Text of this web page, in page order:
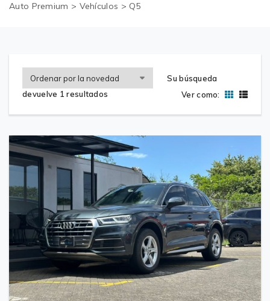
Auto Premium > Vehículos > Q5
Su búsqueda
devuelve 1 resultados
Ver como: